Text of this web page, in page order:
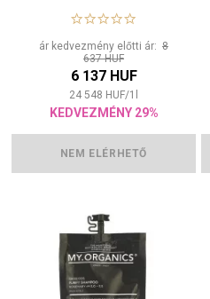
ár kedvezmény előtti ár: 8
637 HUF
6 137 HUF
24 548 HUF/1
KEDVEZMÉNY 29%
NEM ELÉRHETŐ